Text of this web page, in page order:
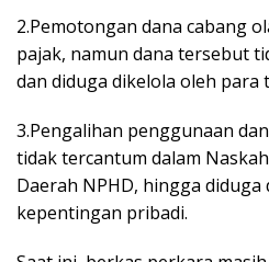
2.Pemotongan dana cabang
pajak, namun dana tersebut
dan diduga dikelola oleh para
3.Pengalihan penggunaan
tidak tercantum dalam
Daerah NPHD, hingga
kepentingan pribadi.